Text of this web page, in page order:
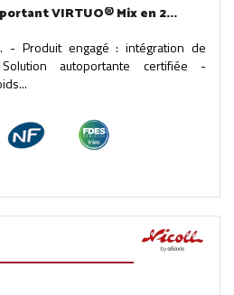
VIRTUO® Mix en 2...
- Produit engagé : intégration de
autoportante certifiée -